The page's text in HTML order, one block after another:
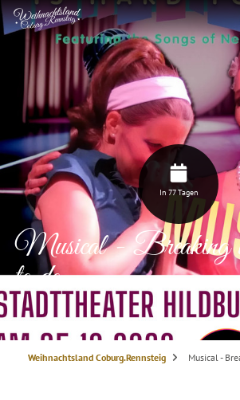
In 77 Tagen
Musical - Breaking
to do
S
Weihnachtsland Coburg.Rennsteig Musical -